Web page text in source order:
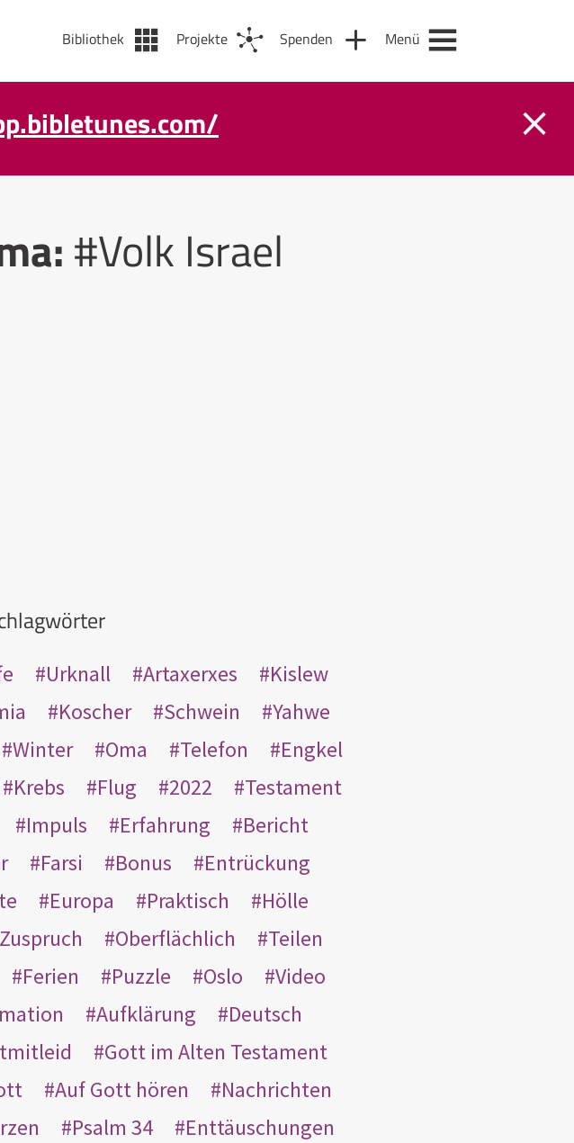
Bibliothek Projekte Spenden Menü
#Volk Israel
Urknall Artaxerxes
Kislew
Koscher Schwein
Yahwe
Winter Oma Telefon
Engkel
Krebs Flug 2022
Testament
Impuls Erfahrung
Bericht
Farsi Bonus
Entrückung
Europa Praktisch
Hölle
Zuspruch Oberflächlich
Teilen
Ferien Puzzle Oslo
Video
Aufklärung
Deutsch
Gott im Alten Testament
Auf Gott hören
Nachrichten
Psalm 34
Enttäuschungen